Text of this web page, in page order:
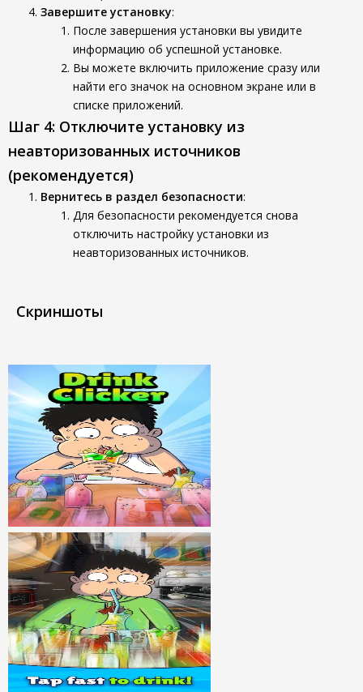
Завершите установку:
После завершения установки вы увидите
информацию об успешной установке.
Вы можете включить приложение сразу или
найти его значок на основном экране или в
списке приложений.
Шаг 4: Отключите установку из
неавторизованных источников
(рекомендуется)
Вернитесь в раздел безопасности:
Для безопасности рекомендуется снова
отключить настройку установки из
неавторизованных источников.
Скриншоты